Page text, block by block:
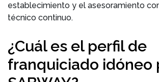
establecimiento y el asesoramiento
técnico continuo.
¿Cuál es el perfil de
franquiciado idóneo